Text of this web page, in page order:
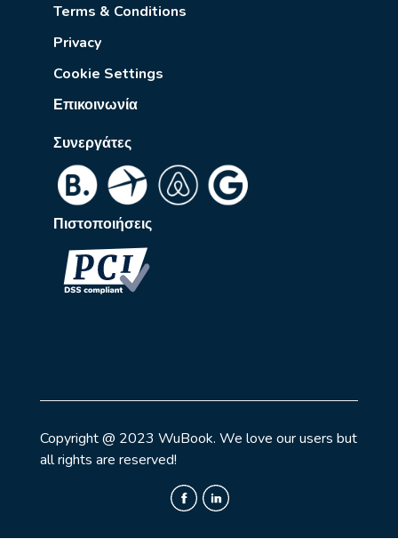
Terms & Conditions
Privacy
Cookie Settings
Επικοινωνία
Συνεργάτες
Πιστοποιήσεις
Copyright @ 2023 WuBook. We love our users but
all rights are reserved!